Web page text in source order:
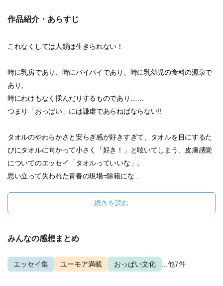
作品紹介・あらすじ
これなくしては人類は生きられない！
時に乳房であり、時にパイパイであり、時に乳幼児の食料の源泉で
あり、
時にわけもなく揉んだりするものであり……
つまり「おっぱい」には謙虚であらねばならない!!
タオルのやわらかさと安らぎ感が好きすぎて、タオルを目にするた
びにタオルに向かって小さく「好き！」と呟いてしまう、皮膚感覚
についてのエッセイ「タオルっていいな」。
思い立って失われた青春の現場=除籍にな...
続きを読む
みんなの感想まとめ
エッセイ集 ユーモア満載 おっぱい文化 ...他7件